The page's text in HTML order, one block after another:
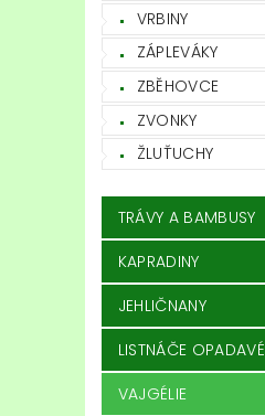
VRBINY
ZÁPLEVÁKY
ZBĚHOVCE
ZVONKY
ŽLUŤUCHY
TRÁVY A BAMBUSY
KAPRADINY
JEHLIČNANY
LISTNÁČE OPADAVÉ
VAJGÉLIE